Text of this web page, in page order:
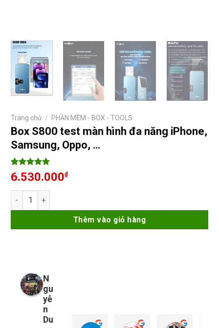
Trang chủ / PHẦN MỀM - BOX - TOOLS
Box S800 test màn hình đa năng iPhone,
Samsung, Oppo, …
5trên 5
dựa trên
6
đánh giá
6.530.000₫
Box S800 test màn hình đa năng iPhone, Samsung, Oppo, ...
Thêm vào giỏ hàng
N
gu
yễ
n
Du